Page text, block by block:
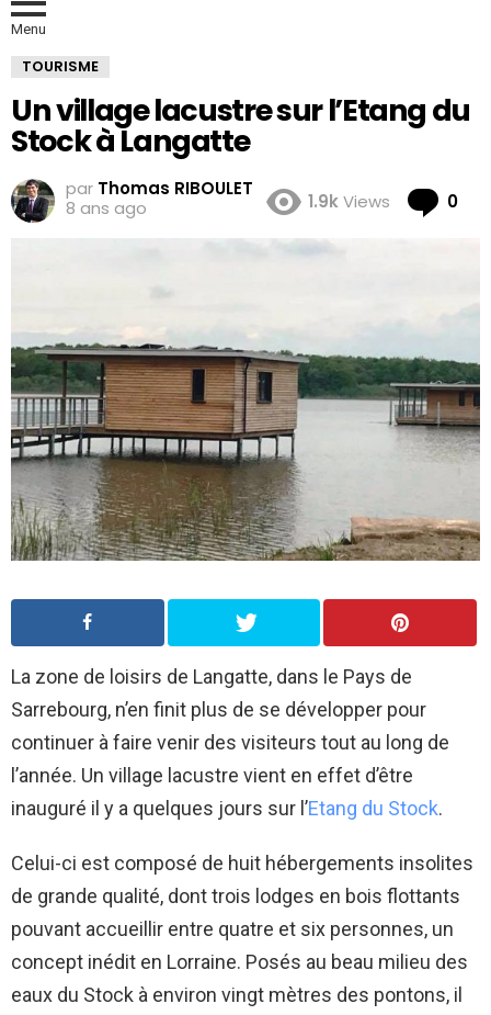
Menu
TOURISME
Un village lacustre sur l’Etang du
Stock à Langatte
par Thomas RIBOULET
8 ans ago
1.9kViews 0
La zone de loisirs de Langatte, dans le Pays de
Sarrebourg, n’en finit plus de se développer pour
continuer à faire venir des visiteurs tout au long de
l’année. Un village lacustre vient en effet d’être
inauguré il y a quelques jours sur l’Etang du Stock.
Celui-ci est composé de huit hébergements insolites
de grande qualité, dont trois lodges en bois flottants
pouvant accueillir entre quatre et six personnes, un
concept inédit en Lorraine. Posés au beau milieu des
eaux du Stock à environ vingt mètres des pontons, il